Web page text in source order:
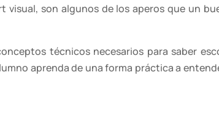
son algunos de los aperos que un
técnicos necesarios para saber
aprenda de una forma práctica a